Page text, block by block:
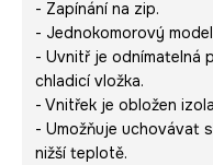
- Zapínání na zip.
- Jednokomorový
- Uvnitř je odnímatelná
chladicí vložka.
- Vnitřek je obložen
- Umožňuje uchovávat
nižší teplotě.